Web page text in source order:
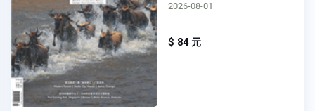
2026-08-01
$ 84 元